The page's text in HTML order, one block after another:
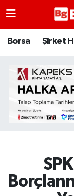
Borsa Şirket
Borsa
Emtia
Galeri
Şirket